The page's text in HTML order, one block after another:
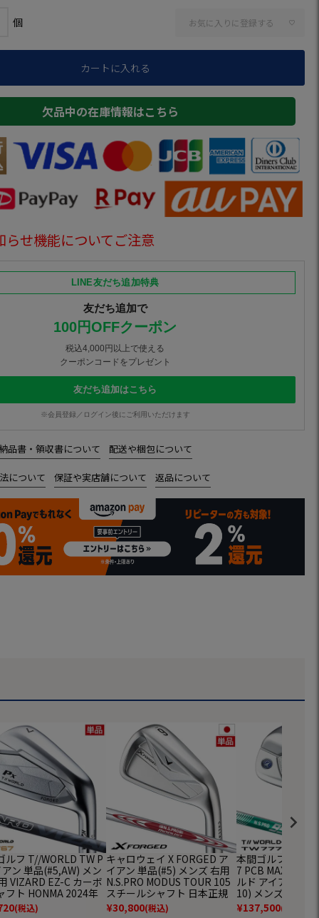
お気に入りに登録する
カートに入れる
欠品中の在庫情報はこちら
せ機能についてご注意
LINE友だち追加特典
友だち追加で
100円OFFクーポン
税込4,000円以上で使える
クーポンコードをプレゼント
友だち追加はこちら
※会員登録／ログイン後にご利用いただけます
品書・領収書について 配送や梱包について
について 保証や実店舗について 返品について
ルフ T//WORLD TW P
ン 単品(#5,AW) メン
VIZARD EZ-C カーボ
フト HONMA 2024年
日本正規品 ゴルフク
(税込)
キャロウェイ X FORGED ア
イアン 単品(#5) メンズ 右用
N.S.PRO MODUS TOUR 105
スチールシャフト 日本正規
品 2026年モデル Callaway
¥30,800(税込)
本間ゴルフ T//
7 PCB MAX IRON
ルド アイアン 5
10) メンズ 右用
GH neo スチール
¥137,500(税込)